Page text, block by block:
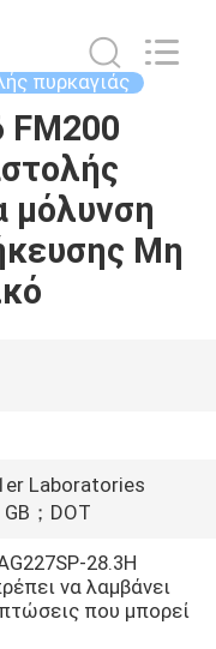
πυρκαγιάς
FM200
μόλυνση
Μη
Laboratories
；DOT
28.3Η
να λαμβάνει
που μπορεί